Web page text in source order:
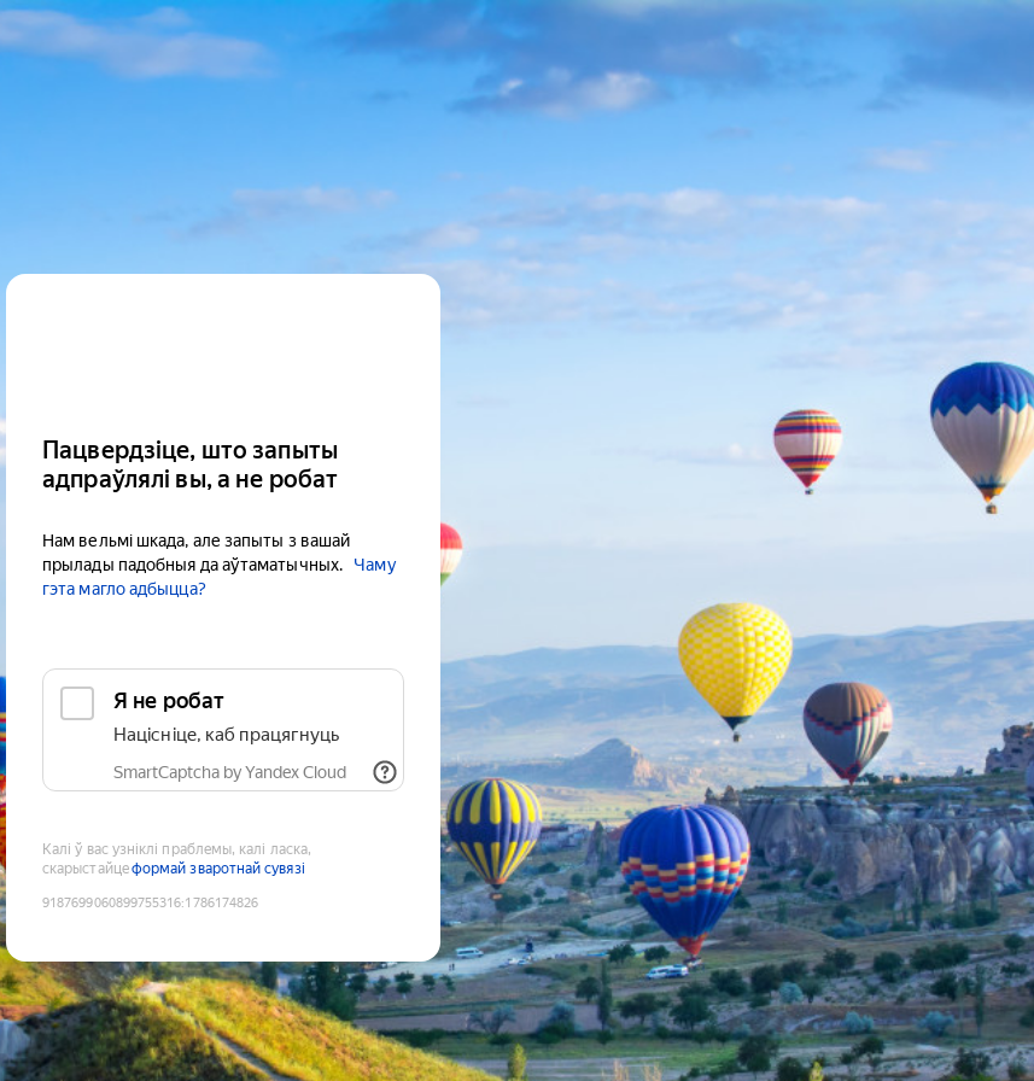
Пацвердзіце, што запыты
адпраўлялі вы, а не робат
Нам вельмі шкада, але запыты з вашай
прылады падобныя да аўтаматычных.
Чаму
гэта магло адбыцца?
Я не робат
Націсніце, каб працягнуць
SmartCaptcha by Yandex Cloud
Калі ў вас узніклі праблемы, калі ласка,
скарыстайцеформай зваротнай сувязі
9187699060899755316:1786174826